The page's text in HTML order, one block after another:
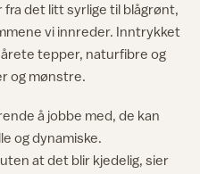
fra det litt syrlige til blågrønt,
vi innreder. Inntrykket
tepper, naturfibre og
og mønstre.
å jobbe med, de kan
og dynamiske.
at det blir kjedelig, sier